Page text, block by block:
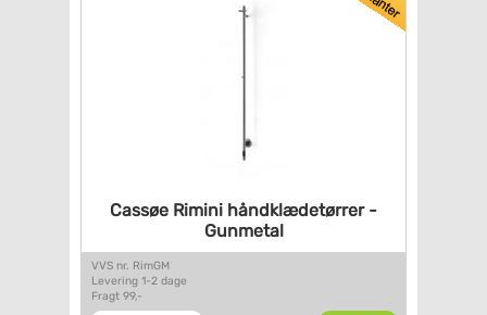
Cassøe Rimini håndklædetørrer-
Gunmetal
VVS nr. RimGM
Levering 1-2 dage
Fragt 99,-